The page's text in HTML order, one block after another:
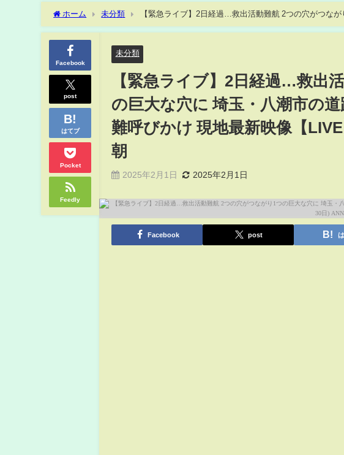
ホーム 未分類
【緊急ライブ】2日経過…救出活動難航 2つの穴がつなが
に避難呼びかけ 現地最新映像【LIVE】(2025年1月30日) ANN/テレ朝
Facebook
post
はてブ
Pocket
Feedly
未分類
【緊急ライブ】2日経過…救出
の巨大な穴に 埼玉・八潮市の
難呼びかけ 現地最新映像【
朝
2025年2月1日 2025年2月1日
Facebook post